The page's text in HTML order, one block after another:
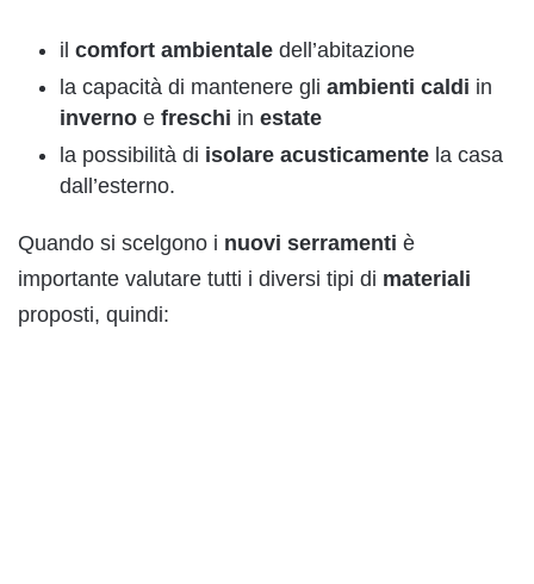
il comfort ambientale dell’abitazione
la capacità di mantenere gli ambienti caldi in
inverno e freschi in estate
la possibilità di isolare acusticamente la casa
dall’esterno.
Quando si scelgono i nuovi serramenti è
importante valutare tutti i diversi tipi di materiali
proposti, quindi: